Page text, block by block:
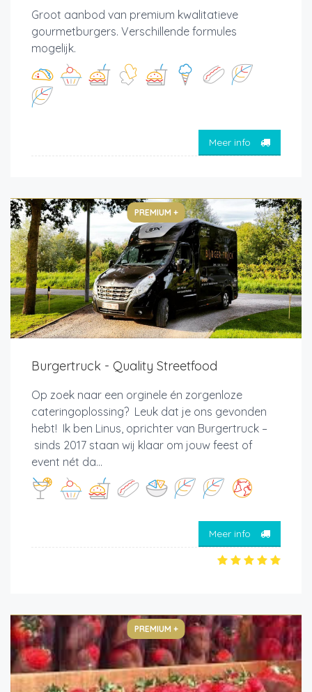
Groot aanbod van premium kwalitatieve
gourmetburgers. Verschillende formules
mogelijk.
Meer info
PREMIUM +
Burgertruck - Quality Streetfood
Op zoek naar een orginele én zorgenloze
cateringoplossing? Leuk dat je ons gevonden
hebt! Ik ben Linus, oprichter van Burgertruck –
sinds 2017 staan wij klaar om jouw feest of
event nét da...
Meer info
PREMIUM +